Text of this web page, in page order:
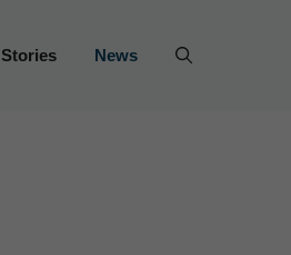
Stories News